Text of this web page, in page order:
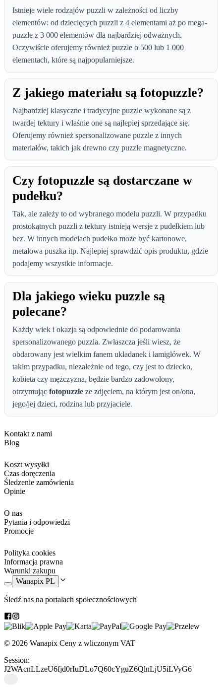
Istnieje wiele rodzajów puzzli w zależności od liczby
elementów: od dziecięcych puzzli z 4 elementami aż po mega-
puzzle z 3 000 elementów dla najbardziej odważnych.
Oczywiście oferujemy również puzzle o 500 lub 1 000
elementach, które są najpopularniejsze.
Z jakiego materiału są fotopuzzle?
Najbardziej klasyczne i tradycyjne puzzle wykonane są z
twardej tektury i właśnie one są najlepiej sprzedające się.
Oferujemy również spersonalizowane puzzle z innych
materiałów, takich jak drewno czy puzzle magnetyczne.
Czy fotopuzzle są dostarczane w
pudełku?
Tak, ale zależy to od wybranego modelu puzzli. W przypadku
prostokątnych puzzli z tektury istnieją wersje z pudełkiem lub
bez. W innych modelach pudełko może być kartonowe,
metalowa puszka itp. Najlepiej sprawdzić opis produktu, gdzie
podajemy wszystkie informacje.
Dla jakiego wieku puzzle są
polecane?
Każdy wiek i okazja są odpowiednie do podarowania
spersonalizowanego puzzla. Zwłaszcza jeśli wiesz, że
obdarowany jest wielkim fanem układanek i łamigłówek. W
takim przypadku, niezależnie od tego, czy jest to dziecko,
kobieta czy mężczyzna, będzie bardzo zadowolony,
otrzymując fotopuzzle ze zdjęciem, na którym jest on/ona,
jego/jej dzieci, rodzina lub przyjaciele.
Kontakt z nami
Blog
Koszt wysyłki
Czas doręczenia
Śledzenie zamówienia
Opinie
O nas
Pytania i odpowiedzi
Promocje
Polityka cookies
Informacja prawna
Warunki zakupu
Wanapix PL
Śledź nas na portalach społecznościowych
© 2026 Wanapix Ceny z wliczonym VAT
Session:
J2WAcnLLzeU6fjd0rIuDLo7Q60cYguZ6QlnLjU5iLVyG6